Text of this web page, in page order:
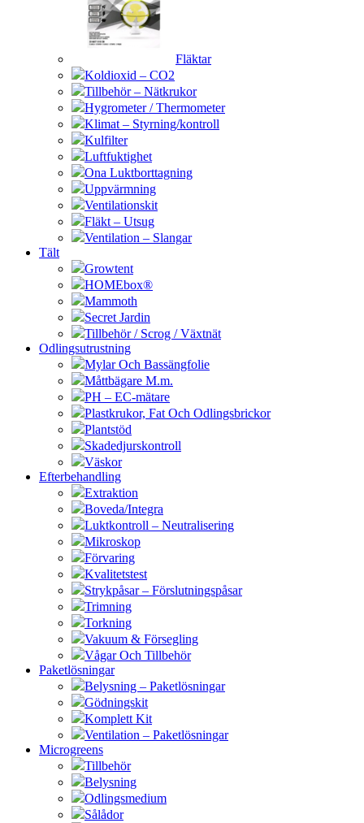
Fläktar
Koldioxid – CO2
Tillbehör – Nätkrukor
Hygrometer / Thermometer
Klimat – Styrning/kontroll
Kulfilter
Luftfuktighet
Ona Luktborttagning
Uppvärmning
Ventilationskit
Fläkt – Utsug
Ventilation – Slangar
Tält
Growtent
HOMEbox®
Mammoth
Secret Jardin
Tillbehör / Scrog / Växtnät
Odlingsutrustning
Mylar Och Bassängfolie
Måttbägare M.m.
PH – EC-mätare
Plastkrukor, Fat Och Odlingsbrickor
Plantstöd
Skadedjurskontroll
Väskor
Efterbehandling
Extraktion
Boveda/Integra
Luktkontroll – Neutralisering
Mikroskop
Förvaring
Kvalitetstest
Strykpåsar – Förslutningspåsar
Trimning
Torkning
Vakuum & Försegling
Vågar Och Tillbehör
Paketlösningar
Belysning – Paketlösningar
Gödningskit
Komplett Kit
Ventilation – Paketlösningar
Microgreens
Tillbehör
Belysning
Odlingsmedium
Sålådor